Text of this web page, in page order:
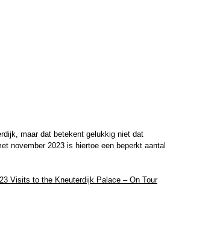
maar dat betekent gelukkig niet dat
november 2023 is hiertoe een beperkt aantal
Visits to the Kneuterdijk Palace – On Tour